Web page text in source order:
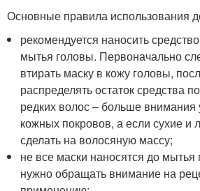
Основные правила использования
рекомендуется наносить
мытья головы. Первоначально
втирать маску в кожу головы,
распределять остаток средства
редких волос – больше внимания
кожных покровов, а если сухие и
сделать на волосяную массу;
не все маски наносятся до мытья
нужно обращать внимание на